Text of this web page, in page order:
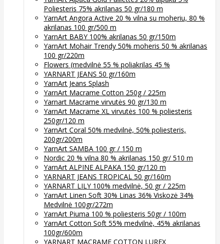
Poliesteris 75% akrilanas 50 gr/180 m
YarnArt Angora Active 20 % vilna su moheriu, 80 %
akrilanas 100 gr/500 m
YarnArt BABY 100% akrilanas 50 gr/150m
YarnArt Mohair Trendy 50% moheris 50 % akrilanas
100 gr/220m
Flowers (medvilnė 55 % poliakrilas 45 %
YARNART JEANS 50 gr/160m
YarnArt Jeans Splash
YarnArt Macrame Cotton 250g / 225m
Yarnart Macrame virvutės 90 gr/130 m
YarnArt Macrame XL virvutės 100 % poliesteris
250gr/120 m
YarnArt Coral 50% medvilnė, 50% poliesteris,
200gr/200m
YarnArt SAMBA 100 gr / 150 m
Nordic 20 % vilna 80 % akrilanas 150 gr/ 510 m
YarnArt ALPINE ALPAKA 150 gr/120 m
YARNART JEANS TROPICAL 50 gr/160m
YARNART LILY 100% medvilnė, 50 gr / 225m
YarnArt Linen Soft 30% Linas 36% Viskozė 34%
Medvilnė 100gr/272m
YarnArt Piuma 100 % poliesteris 50gr / 100m
YarnArt Cotton Soft 55% medvilnė, 45% akrilanas
100gr/600m
YARNART MACRAME COTTON LUREX